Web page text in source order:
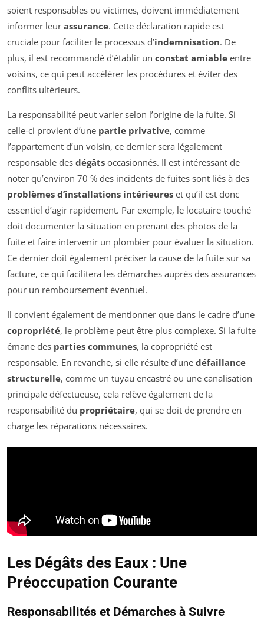
soient responsables ou victimes, doivent immédiatement
informer leur assurance. Cette déclaration rapide est
cruciale pour faciliter le processus d’indemnisation. De
plus, il est recommandé d’établir un constat amiable entre
voisins, ce qui peut accélérer les procédures et éviter des
conflits ultérieurs.
La responsabilité peut varier selon l’origine de la fuite. Si
celle-ci provient d’une partie privative, comme
l’appartement d’un voisin, ce dernier sera légalement
responsable des dégâts occasionnés. Il est intéressant de
noter qu’environ 70 % des incidents de fuites sont liés à des
problèmes d’installations intérieures et qu’il est donc
essentiel d’agir rapidement. Par exemple, le locataire touché
doit documenter la situation en prenant des photos de la
fuite et faire intervenir un plombier pour évaluer la situation.
Ce dernier doit également préciser la cause de la fuite sur sa
facture, ce qui facilitera les démarches auprès des assurances
pour un remboursement éventuel.
Il convient également de mentionner que dans le cadre d’une
copropriété, le problème peut être plus complexe. Si la fuite
émane des parties communes, la copropriété est
responsable. En revanche, si elle résulte d’une défaillance
structurelle, comme un tuyau encastré ou une canalisation
principale défectueuse, cela relève également de la
responsabilité du propriétaire, qui se doit de prendre en
charge les réparations nécessaires.
Les Dégâts des Eaux : Une
Préoccupation Courante
Responsabilités et Démarches à Suivre